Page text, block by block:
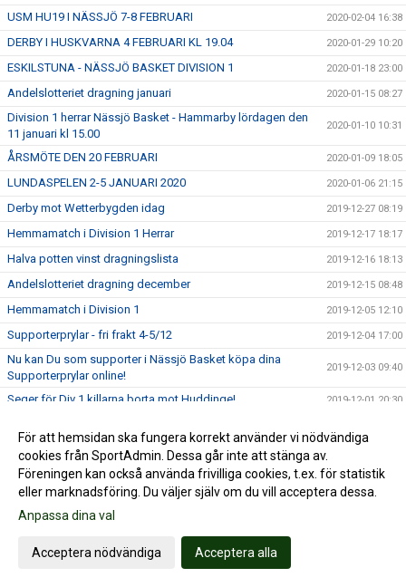
USM HU19 I NÄSSJÖ 7-8 FEBRUARI 2020-02-04 16:38
DERBY I HUSKVARNA 4 FEBRUARI KL 19.04 2020-01-29 10:20
ESKILSTUNA - NÄSSJÖ BASKET DIVISION 1 2020-01-18 23:00
Andelslotteriet dragning januari 2020-01-15 08:27
Division 1 herrar Nässjö Basket - Hammarby lördagen den
11 januari kl 15.00
2020-01-10 10:31
ÅRSMÖTE DEN 20 FEBRUARI 2020-01-09 18:05
LUNDASPELEN 2-5 JANUARI 2020 2020-01-06 21:15
Derby mot Wetterbygden idag 2019-12-27 08:19
Hemmamatch i Division 1 Herrar 2019-12-17 18:17
Halva potten vinst dragningslista 2019-12-16 18:13
Andelslotteriet dragning december 2019-12-15 08:48
Hemmamatch i Division 1 2019-12-05 12:10
Supporterprylar - fri frakt 4-5/12 2019-12-04 17:00
Nu kan Du som supporter i Nässjö Basket köpa dina
Supporterprylar online!
2019-12-03 09:40
Seger för Div 1 killarna borta mot Huddinge! 2019-12-01 20:30
RM HU16
Melina Curiander is the thing!!! 2019-11-24 21:44
Hemmamatch i Division 1 Herrar!
Profilkläder
USM HU-17
För att hemsidan ska fungera korrekt använder vi nödvändiga
cookies från SportAdmin. Dessa går inte att stänga av.
Föreningen kan också använda frivilliga cookies, t.ex. för statistik
eller marknadsföring. Du väljer själv om du vill acceptera dessa.
Anpassa dina val
Acceptera nödvändiga Acceptera alla